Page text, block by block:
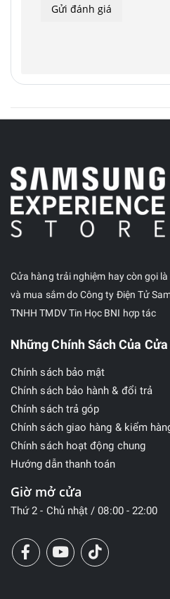
Cửa hàng trải nghiệm hay còn gọi
và mua sắm do Công ty Điện Tử
TNHH TMDV Tin Học BNI hợp tác
Những Chính Sách Của
Chính sách bảo mật
Chính sách bảo hành & đổi trả
Chính sách trả góp
Chính sách giao hàng & kiểm
Chính sách hoạt động chung
Hướng dẫn thanh toán
Giờ mở cửa
Thứ 2 - Chủ nhật / 08:00 - 22:00